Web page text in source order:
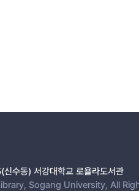
수동) 서강대학교 로욜라도서관
Sogang University, All